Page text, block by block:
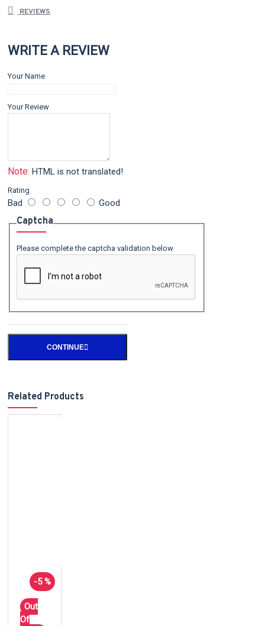
REVIEWS
WRITE A REVIEW
Your Name
Your Review
Note: HTML is not translated!
Rating
Bad Good
Captcha
Please complete the captcha validation below
CONTINUE
Related Products
-5 %
Out
Of